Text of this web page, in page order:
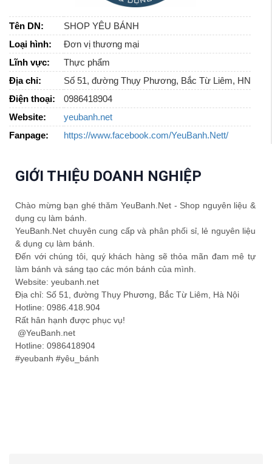
Tên DN:
SHOP YÊU BÁNH
Loại hình:
Đơn vị thương mại
Lĩnh vực:
Thực phẩm
Địa chỉ:
Số 51, đường Thụy Phương, Bắc Từ Liêm, HN
Điện thoại:
0986418904
Website:
yeubanh.net
Fanpage:
https://www.facebook.com/YeuBanh.Nett/
GIỚI THIỆU DOANH NGHIỆP
Chào mừng bạn ghé thăm YeuBanh.Net - Shop nguyên liệu &
dụng cụ làm bánh.
YeuBanh.Net chuyên cung cấp và phân phối sỉ, lẻ nguyên liệu
& dụng cụ làm bánh.
Đến với chúng tôi, quý khách hàng sẽ thỏa mãn đam mê tự
làm bánh và sáng tạo các món bánh của mình.
Website: yeubanh.net
Địa chỉ: Số 51, đường Thụy Phương, Bắc Từ Liêm, Hà Nội
Hotline: 0986.418.904
Rất hân hạnh được phục vụ!
@YeuBanh.net
Hotline: 0986418904
#yeubanh #yêu_bánh